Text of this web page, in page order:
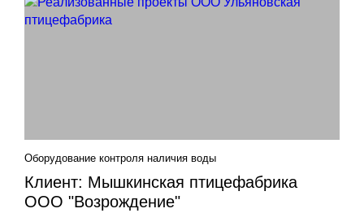
Клиент: Мышкинская птицефабрика
ООО "Возрождение"
Оборудование контроля наличия воды